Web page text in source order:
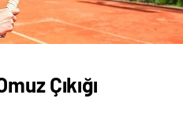
Çıkığı